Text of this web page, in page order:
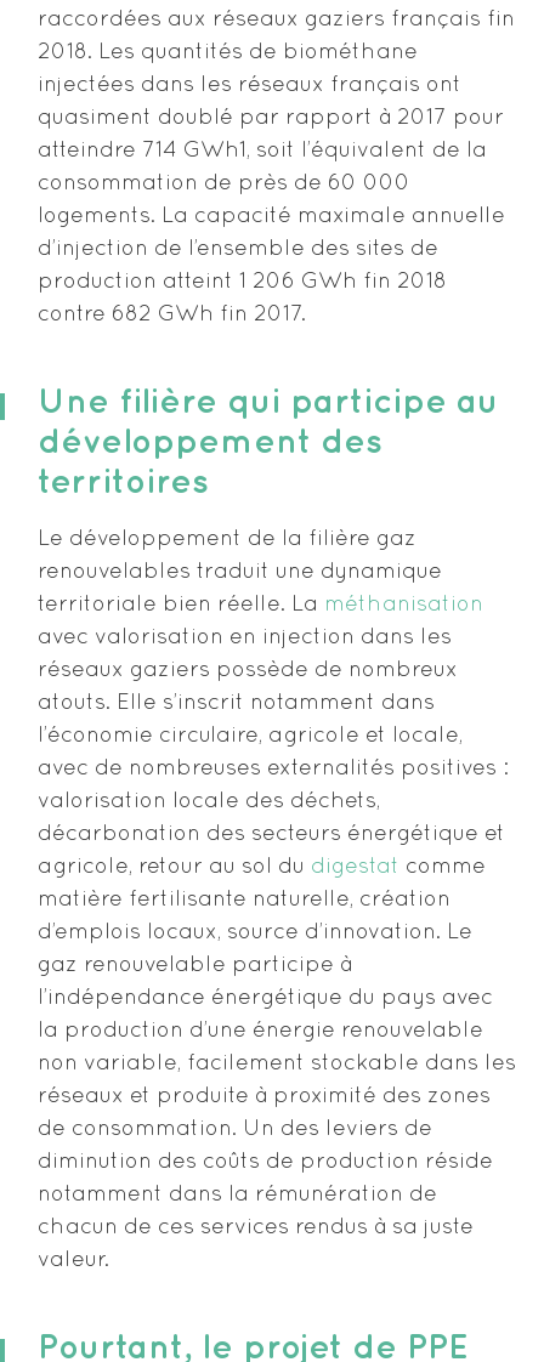
raccordées aux réseaux gaziers français fin
2018. Les quantités de biométhane
injectées dans les réseaux français ont
quasiment doublé par rapport à 2017 pour
atteindre 714 GWh1, soit l’équivalent de la
consommation de près de 60 000
logements. La capacité maximale annuelle
d’injection de l’ensemble des sites de
production atteint 1 206 GWh fin 2018
contre 682 GWh fin 2017.
Une filière qui participe au
développement des
territoires
Le développement de la filière gaz
renouvelables traduit une dynamique
territoriale bien réelle. La méthanisation
avec valorisation en injection dans les
réseaux gaziers possède de nombreux
atouts. Elle s’inscrit notamment dans
l’économie circulaire, agricole et locale,
avec de nombreuses externalités positives :
valorisation locale des déchets,
décarbonation des secteurs énergétique et
agricole, retour au sol du digestat comme
matière fertilisante naturelle, création
d’emplois locaux, source d’innovation. Le
gaz renouvelable participe à
l’indépendance énergétique du pays avec
la production d’une énergie renouvelable
non variable, facilement stockable dans les
réseaux et produite à proximité des zones
de consommation. Un des leviers de
diminution des coûts de production réside
notamment dans la rémunération de
chacun de ces services rendus à sa juste
valeur.
Pourtant, le projet de PPE